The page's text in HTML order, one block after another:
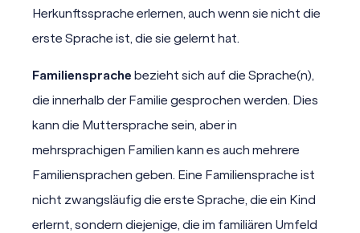
Herkunftssprache erlernen, auch wenn sie nicht die
erste Sprache ist, die sie gelernt hat.
Familiensprache bezieht sich auf die Sprache(n),
die innerhalb der Familie gesprochen werden. Dies
kann die Muttersprache sein, aber in
mehrsprachigen Familien kann es auch mehrere
Familiensprachen geben. Eine Familiensprache ist
nicht zwangsläufig die erste Sprache, die ein Kind
erlernt, sondern diejenige, die im familiären Umfeld